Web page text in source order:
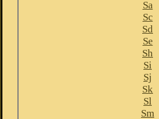
Sa
Sc
Sd
Se
Sh
Si
Sj
Sk
Sl
Sm